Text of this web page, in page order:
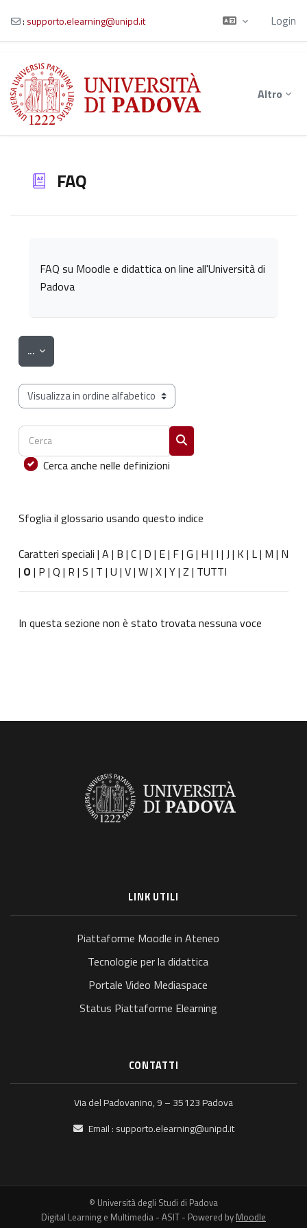
Vai al contenuto principale
: supporto.elearning@unipd.it Login
Altro
FAQ
FAQ su Moodle e didattica on line all'Università di
Padova
... Esporta voci
Sfoglia il glossario usando questo indice
Cerca
Cerca
Cerca anche nelle definizioni
Sfoglia il glossario usando questo indice
Caratteri speciali | A | B | C| D | E| F| G | H | I | J | K | L| M | N
| O | P | Q | R | S | T | U | V| W| X| Y| Z | TUTTI
In questa sezione non è stato trovata nessuna voce
LINK UTILI
Piattaforme Moodle in Ateneo
Tecnologie per la didattica
Portale Video Mediaspace
Status Piattaforme Elearning
CONTATTI
Via del Padovanino, 9 – 35123 Padova
Email : supporto.elearning@unipd.it
© Università degli Studi di Padova
Digital Learning e Multimedia - ASIT - Powered by Moodle